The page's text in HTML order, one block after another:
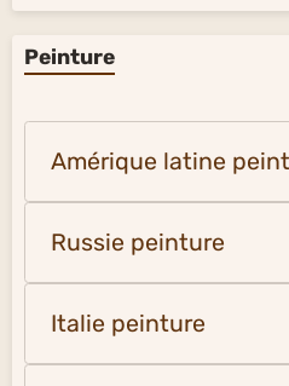
Peinture
Amérique latine
Russie peinture
Italie peinture